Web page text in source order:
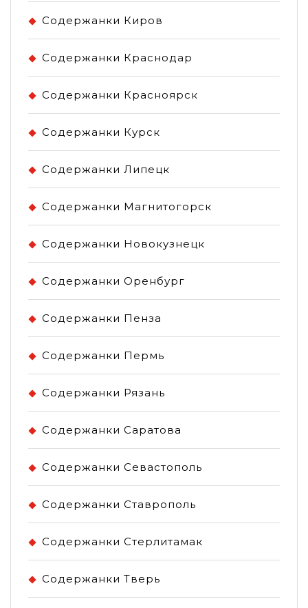
Содержанки Киров
Содержанки Краснодар
Содержанки Красноярск
Содержанки Курск
Содержанки Липецк
Содержанки Магнитогорск
Содержанки Новокузнецк
Содержанки Оренбург
Содержанки Пенза
Содержанки Пермь
Содержанки Рязань
Содержанки Саратова
Содержанки Севастополь
Содержанки Ставрополь
Содержанки Стерлитамак
Содержанки Тверь